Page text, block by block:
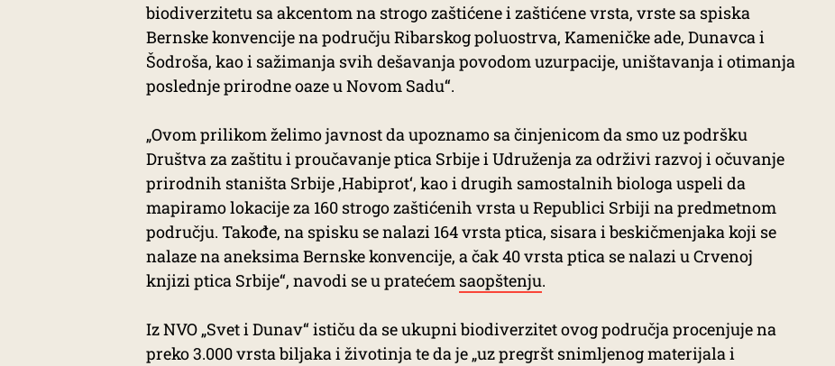
biodiverzitetu sa akcentom na strogo zaštićene i zaštićene vrsta, vrste sa spiska
Bernske konvencije na području Ribarskog poluostrva, Kameničke ade, Dunavca i
Šodroša, kao i sažimanja svih dešavanja povodom uzurpacije, uništavanja i otimanja
poslednje prirodne oaze u Novom Sadu“.
„Ovom prilikom želimo javnost da upoznamo sa činjenicom da smo uz podršku
Društva za zaštitu i proučavanje ptica Srbije i Udruženja za održivi razvoj i očuvanje
prirodnih staništa Srbije ‚Habiprot‘, kao i drugih samostalnih biologa uspeli da
mapiramo lokacije za 160 strogo zaštićenih vrsta u Republici Srbiji na predmetnom
području. Takođe, na spisku se nalazi 164 vrsta ptica, sisara i beskičmenjaka koji se
nalaze na aneksima Bernske konvencije, a čak 40 vrsta ptica se nalazi u Crvenoj
knjizi ptica Srbije“, navodi se u pratećem saopštenju.
Iz NVO „Svet i Dunav“ ističu da se ukupni biodiverzitet ovog područja procenjuje na
preko 3.000 vrsta biljaka i životinja te da je „uz pregršt snimljenog materijala i